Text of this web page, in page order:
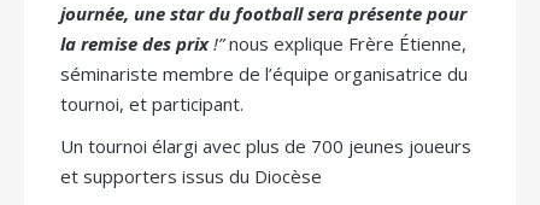
journée, une star du football sera présente pour
la remise des prix!”nous explique Frère Étienne,
séminariste membre de l’équipe organisatrice du
tournoi, et participant.
Un tournoi élargi avec plus de 700 jeunes joueurs
et supporters issus du Diocèse